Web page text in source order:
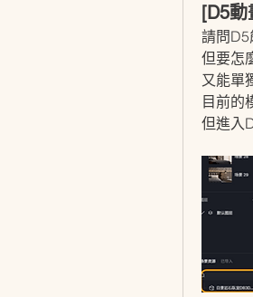
[D5
請問D5
但要怎
又能單
目前的
但進入